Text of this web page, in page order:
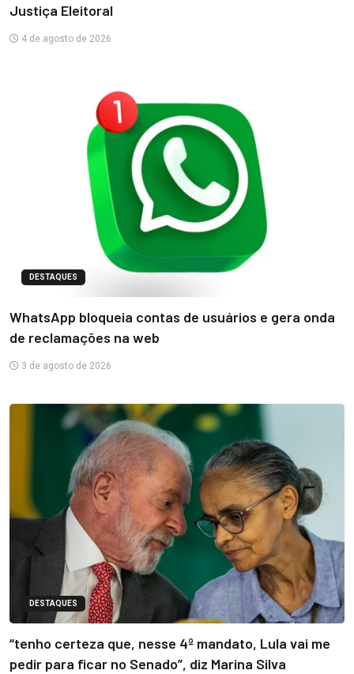
Justiça Eleitoral
4 de agosto de 2026
DESTAQUES
WhatsApp bloqueia contas de usuários e gera onda
de reclamações na web
3 de agosto de 2026
DESTAQUES
“tenho certeza que, nesse 4º mandato, Lula vai me
pedir para ficar no Senado”, diz Marina Silva